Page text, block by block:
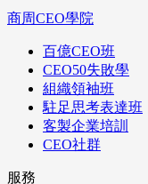
商周CEO學院
百億CEO班
CEO50失敗學
組織領袖班
駐足思考表達班
客製企業培訓
CEO社群
服務